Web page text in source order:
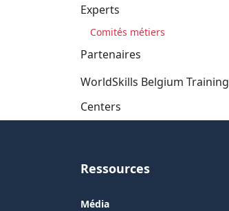
Experts
Comités métiers
Partenaires
WorldSkills Belgium Training
Centers
Ressources
Média